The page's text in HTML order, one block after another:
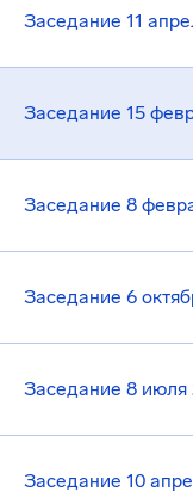
Заседание 11
Заседание 15
Заседание 8
Заседание 6
Заседание 8 июля
Заседание 10